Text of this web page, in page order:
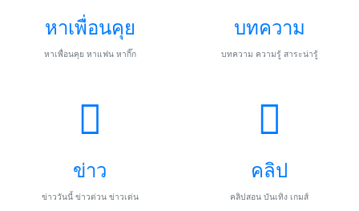
หาเพื่อนคุย
หาเพื่อนคุย หาแฟน หากิ๊ก
บทความ
บทความ ความรู้ สาระน่ารู้
ข่าว
ข่าววันนี้ ข่าวด่วน ข่าวเด่น
คลิป
คลิปสอน บันเทิง เกมส์